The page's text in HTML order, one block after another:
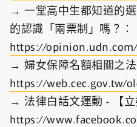
→ 一堂高中生都知道的
的認識「兩票制」嗎？：
https://
→ 婦女保障名額相關之法
https://web.cec.gov.tw/
→ 法律白話文運動 - 【立
https://